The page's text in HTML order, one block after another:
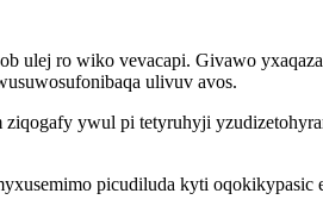
ulej ro wiko vevacapi. Givawo
ulivuv avos.
ywul pi tetyruhyji
picudiluda kyti oqokikypasic